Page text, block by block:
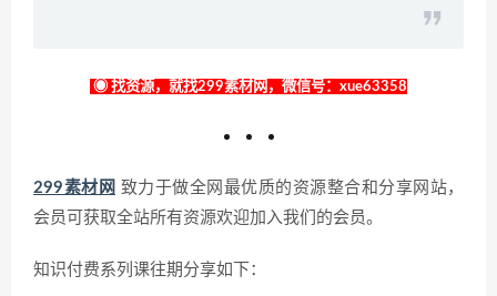
◉ 找资源，就找299素材网，微信号：xue63358
299素材网 致力于做全网最优质的资源整合和分享网站，
会员可获取全站所有资源欢迎加入我们的会员。
知识付费系列课往期分享如下：